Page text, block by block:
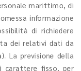
marittimo, di
informazione
di richiedere
dei relativi dati da
La previsione della
carattere fisso, per